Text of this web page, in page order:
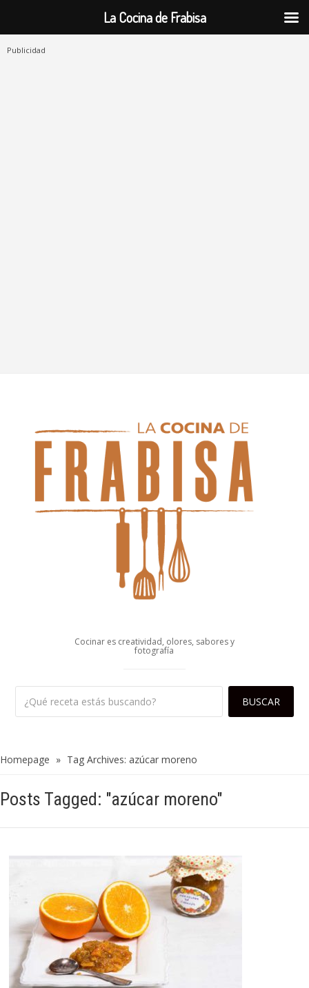
Publicidad
Cocinar es creatividad, olores, sabores y
fotografía
Homepage » Tag Archives: azúcar moreno
Posts Tagged: "azúcar moreno"
La Cocina de Frabisa